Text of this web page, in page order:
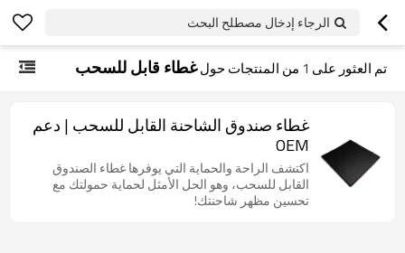
الرجاء إدخال مصطلح البحث
تم العثور على 1 من المنتجات حولغطاء قابل للسحب
غطاء صندوق الشاحنة القابل للسحب | دعم
OEM
اكتشف الراحة والحماية التي يوفرها غطاء الصندوق
القابل للسحب، وهو الحل الأمثل لحماية حمولتك مع
تحسين مظهر شاحنتك!